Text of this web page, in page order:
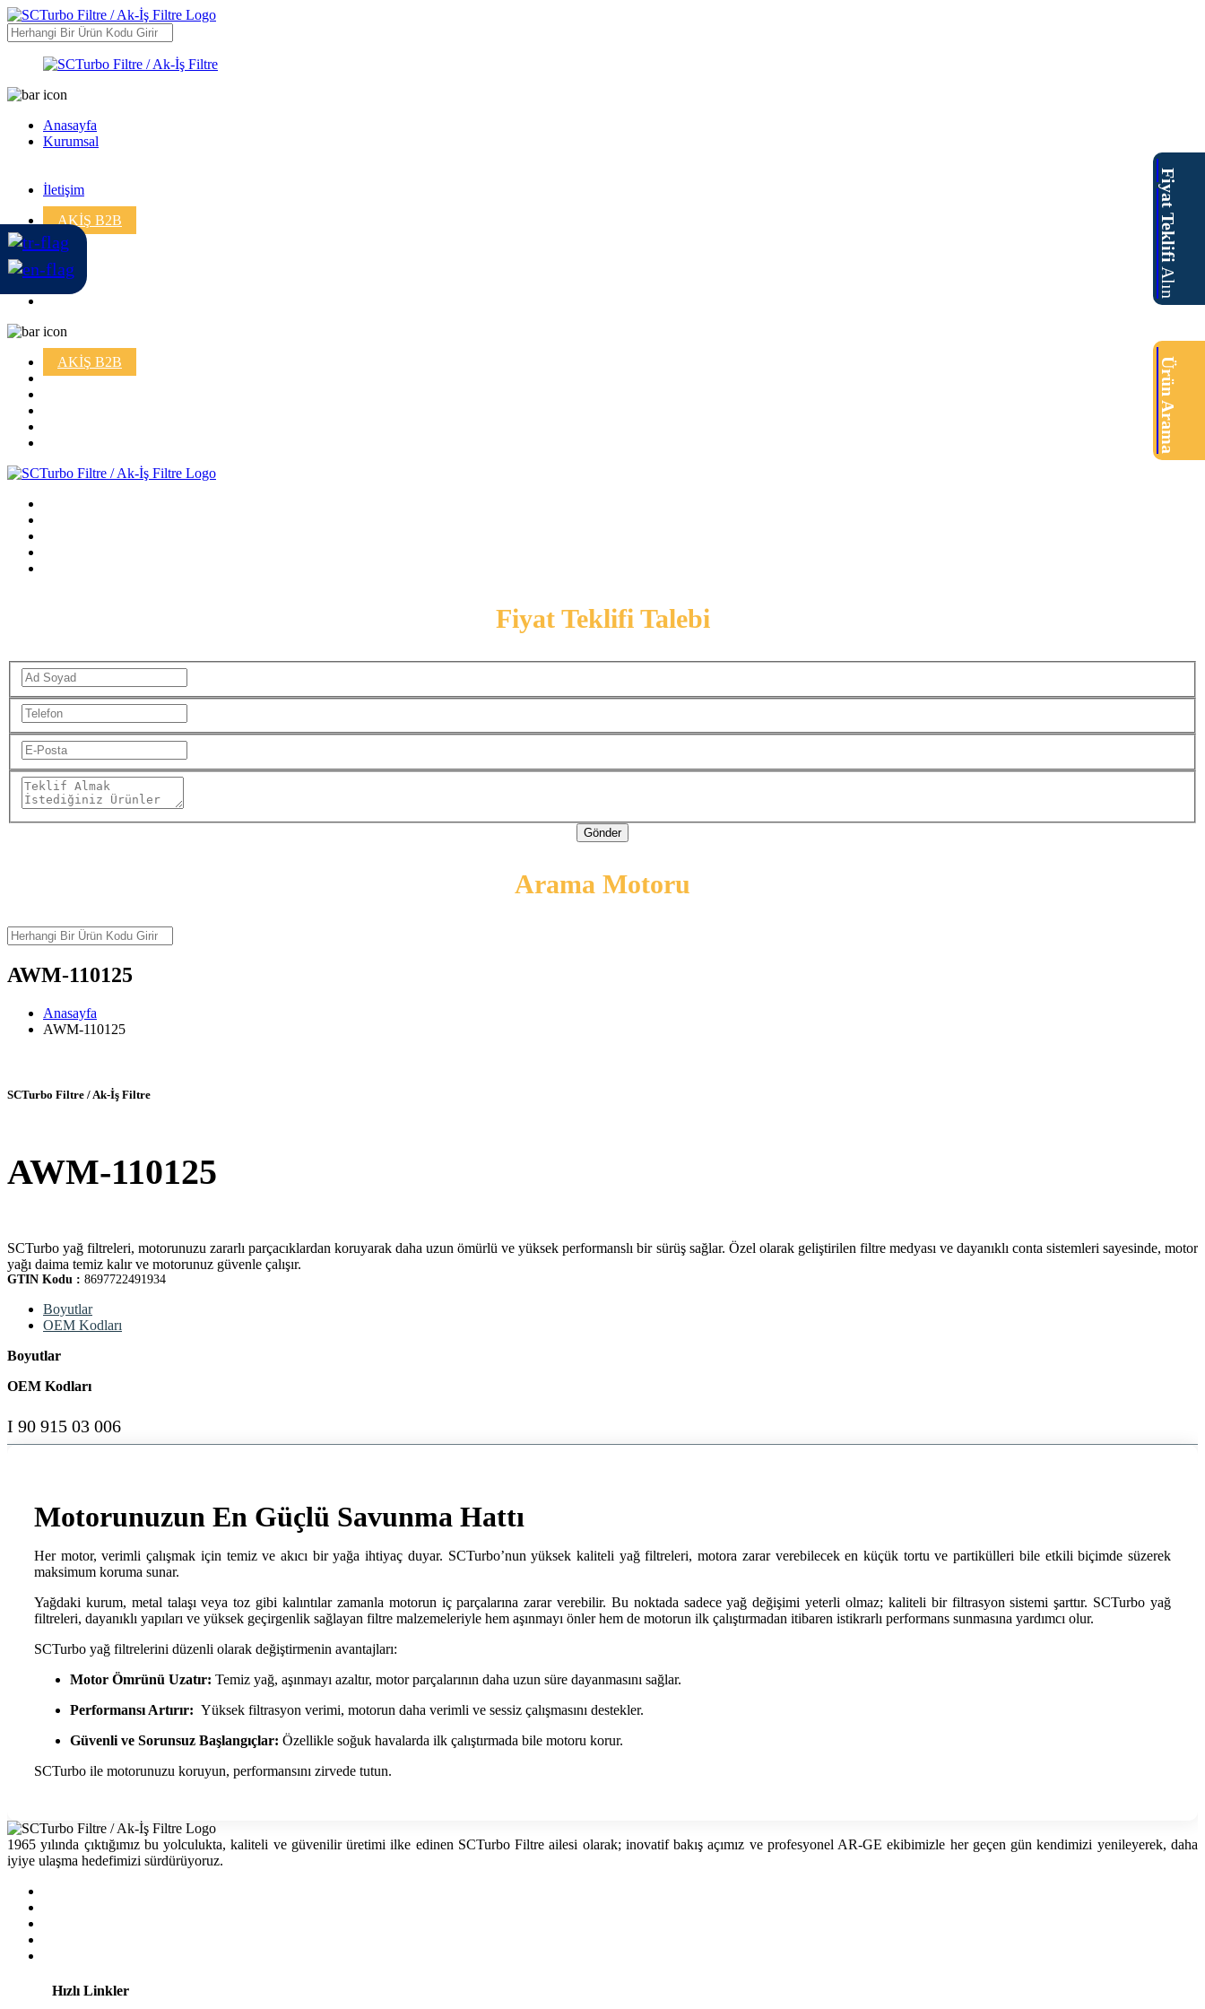
Anasayfa
Kurumsal
İletişim
AKİŞ B2B
AKİŞ B2B
Fiyat Teklifi
Alın
Fiyat Teklifi Talebi
Gönder
Ürün Arama
Arama Motoru
AWM-110125
Anasayfa
AWM-110125
SCTurbo Filtre / Ak-İş Filtre
AWM-110125
SCTurbo yağ filtreleri, motorunuzu zararlı parçacıklardan koruyarak daha uzun ömürlü ve yüksek performanslı bir sürüş sağlar. Özel olarak geliştirilen filtre medyası ve dayanıklı conta sistemleri sayesinde, motor
yağı daima temiz kalır ve motorunuz güvenle çalışır.
GTIN Kodu : 8697722491934
Boyutlar
OEM Kodları
Boyutlar
OEM Kodları
I 90 915 03 006
Motorunuzun En Güçlü Savunma Hattı
Her motor, verimli çalışmak için temiz ve akıcı bir yağa ihtiyaç duyar. SCTurbo’nun yüksek kaliteli yağ filtreleri, motora zarar verebilecek en küçük tortu ve partikülleri bile etkili biçimde süzerek
maksimum koruma sunar.
Yağdaki kurum, metal talaşı veya toz gibi kalıntılar zamanla motorun iç parçalarına zarar verebilir. Bu noktada sadece yağ değişimi yeterli olmaz; kaliteli bir filtrasyon sistemi şarttır. SCTurbo yağ
filtreleri, dayanıklı yapıları ve yüksek geçirgenlik sağlayan filtre malzemeleriyle hem aşınmayı önler hem de motorun ilk çalıştırmadan itibaren istikrarlı performans sunmasına yardımcı olur.
SCTurbo yağ filtrelerini düzenli olarak değiştirmenin avantajları:
Motor Ömrünü Uzatır: Temiz yağ, aşınmayı azaltır, motor parçalarının daha uzun süre dayanmasını sağlar.
Performansı Artırır: Yüksek filtrasyon verimi, motorun daha verimli ve sessiz çalışmasını destekler.
Güvenli ve Sorunsuz Başlangıçlar: Özellikle soğuk havalarda ilk çalıştırmada bile motoru korur.
SCTurbo ile motorunuzu koruyun, performansını zirvede tutun.
1965 yılında çıktığımız bu yolculukta, kaliteli ve güvenilir üretimi ilke edinen SCTurbo Filtre ailesi olarak; inovatif bakış açımız ve profesyonel AR-GE ekibimizle her geçen gün kendimizi yenileyerek, daha
iyiye ulaşma hedefimizi sürdürüyoruz.
Hızlı Linkler